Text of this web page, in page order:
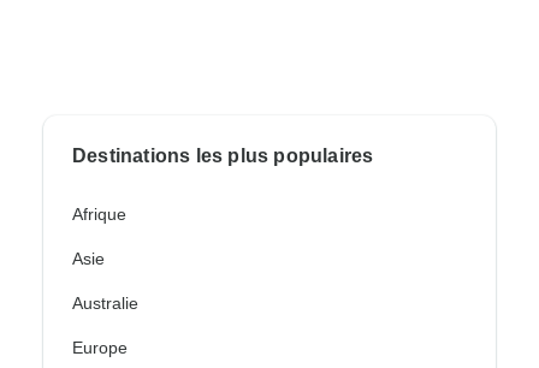
Destinations les plus populaires
Afrique
Asie
Australie
Europe